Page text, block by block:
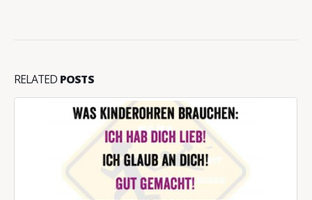
RELATED POSTS